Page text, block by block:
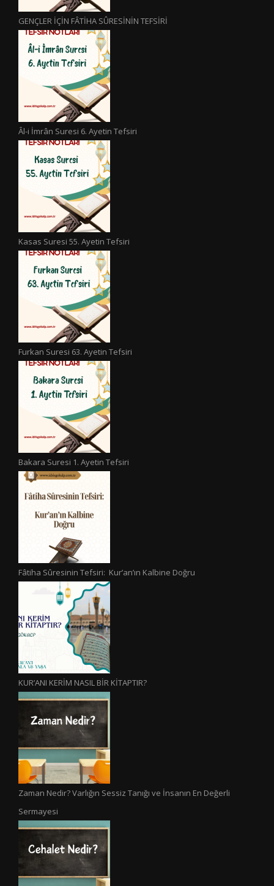
GENÇLER İÇİN FÂTİHA SÛRESİNİN TEFSİRİ
Âl-i İmrân Suresi 6. Ayetin Tefsiri
Kasas Suresi 55. Ayetin Tefsiri
Furkan Suresi 63. Ayetin Tefsiri
Bakara Suresi 1. Ayetin Tefsiri
Fâtiha Sûresinin Tefsiri: Kur’an’ın Kalbine Doğru
KUR’ANI KERİM NASIL BİR KİTAPTIR?
Zaman Nedir? Varlığın Sessiz Tanığı ve İnsanın En Değerli
Sermayesi